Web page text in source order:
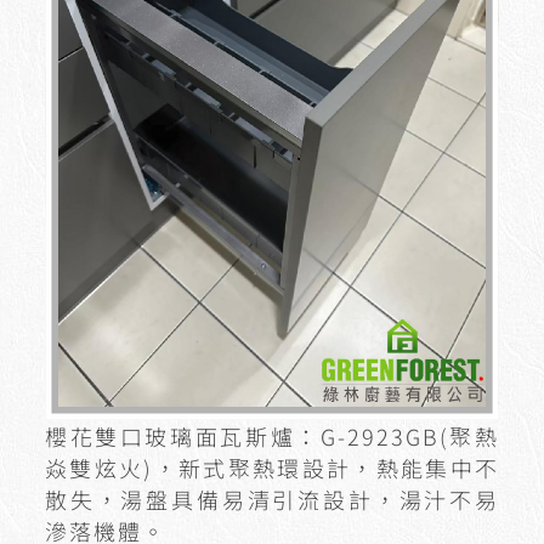
櫻花雙口玻璃面瓦斯爐：G-2923GB(聚熱
焱雙炫火)，新式聚熱環設計，熱能集中不
散失，湯盤具備易清引流設計，湯汁不易
滲落機體。